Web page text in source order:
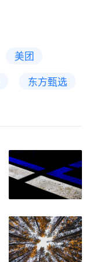
美团
东方甄选